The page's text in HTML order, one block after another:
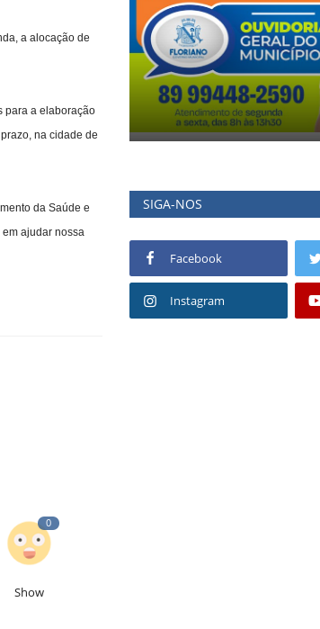
a alocação de
para a elaboração
na cidade de
da Saúde e
ajudar nossa
0
Show
SIGA-NOS
Facebook
Instagram